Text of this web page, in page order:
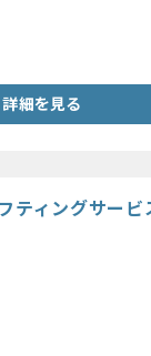
詳細を見る
ィングサービ